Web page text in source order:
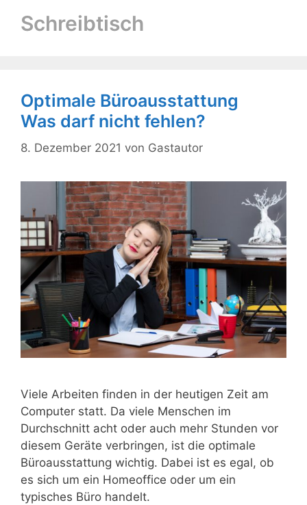
Schreibtisch
Optimale Büroausstattung
Was darf nicht fehlen?
8. Dezember 2021 von Gastautor
Viele Arbeiten finden in der heutigen Zeit am
Computer statt. Da viele Menschen im
Durchschnitt acht oder auch mehr Stunden vor
diesem Geräte verbringen, ist die optimale
Büroausstattung wichtig. Dabei ist es egal, ob
es sich um ein Homeoffice oder um ein
typisches Büro handelt.